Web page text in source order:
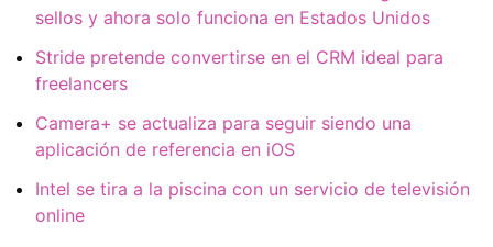
sellos y ahora solo funciona en Estados Unidos
Stride pretende convertirse en el CRM ideal para
freelancers
Camera+ se actualiza para seguir siendo una
aplicación de referencia en iOS
Intel se tira a la piscina con un servicio de televisión
online